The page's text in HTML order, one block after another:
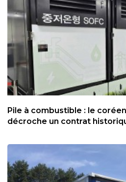
Pile à combustible : le
décroche un contrat